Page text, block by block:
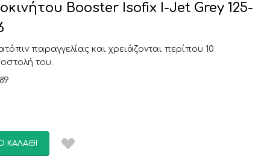
Booster Isofix I-Jet Grey 125-
παραγγελίας και χρειάζονται περίπου 10
του.
ΚΑΛΆΘΙ